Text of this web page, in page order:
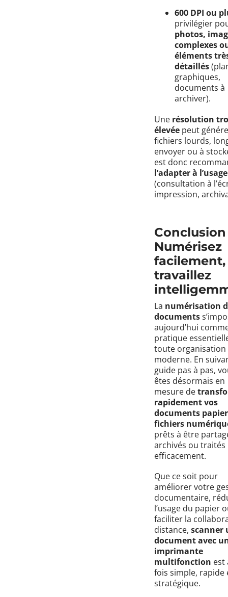
600 DPI ou
privilégier
photos,
complexes
éléments
détaillés
graphiques,
documents à
archiver).
Une résolution
élevée peut
fichiers lourds,
envoyer ou à
est donc
l’adapter à
(consultation à
impression,
Conclusion
Numérisez
facilement,
travaillez
La numérisation
documents
aujourd’hui
pratique
toute organisation
moderne. En
guide pas à pas,
êtes désormais en
mesure de
rapidement vos
documents
fichiers
prêts à être
archivés ou traités
efficacement.
Que ce soit pour
améliorer votre
documentaire,
l’usage du papier
faciliter la
distance, scanner
document avec
imprimante
multifonction est
fois simple, rapide
stratégique.